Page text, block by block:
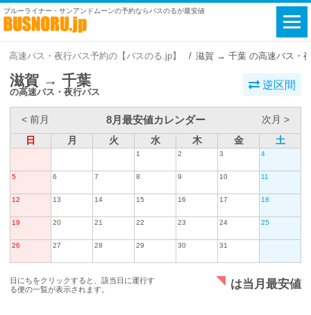
ブルーライナー・サンアンドムーンの予約ならバスのるが最安値
高速バス・夜行バス予約の【バスのる.jp】 滋賀 → 千葉 の高速バス・
滋賀 → 千葉
の高速バス・夜行バス
逆区間
< 前月 8月最安値カレンダー
次月 >
日
月 火 水 木 金 土
1 2 3 4
5 6 7 8 9 10 11
12 13 14 15 16 17 18
19 20 21 22 23 24 25
26 27 28 29 30 31
日にちをクリックすると、該当日に運行す
る便の一覧が表示されます。
は当月最安値